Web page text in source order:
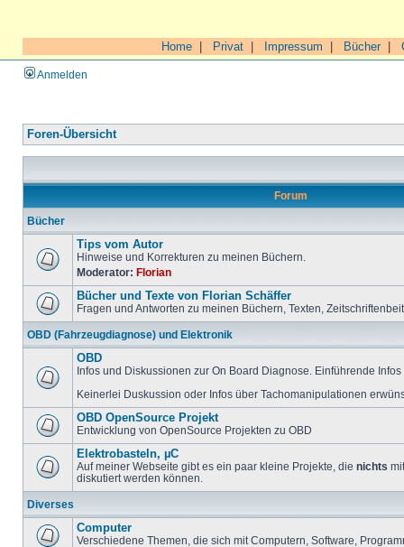
Home Privat Impressum Bücher|
Anmelden
Foren-Übersicht
Forum
Bücher
Tips vom Autor
Hinweise und Korrekturen zu meinen Büchern.
Moderator: Florian
Bücher und Texte von Florian Schäffer
Fragen und Antworten zu meinen Büchern, Texten,
OBD (Fahrzeugdiagnose) und Elektronik
OBD
Infos und Diskussionen zur On Board Diagnose. Einführende
Keinerlei Duskussion oder Infos über Tachomanipulationen
OBD OpenSource Projekt
Entwicklung von OpenSource Projekten zu OBD
Elektrobasteln, µC
Auf meiner Webseite gibt es ein paar kleine Projekte, die nichts
diskutiert werden können.
Diverses
Computer
Verschiedene Themen, die sich mit Computern, Software,